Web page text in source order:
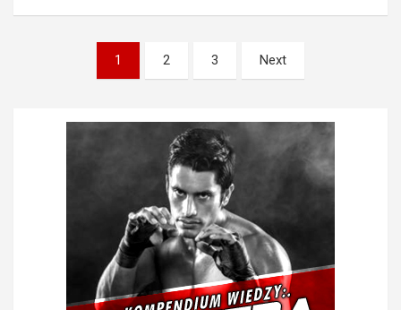
Stronicowanie
1 2 3 Next